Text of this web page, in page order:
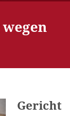
Gericht